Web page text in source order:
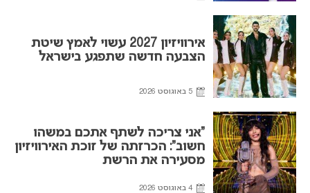
אירוויזיון 2027 עשוי לאמץ שיטת
הצבעה חדשה שתפגע בישראל
5 באוגוסט 2026
“אני צריכה לשתף אתכם במשהו
חשוב”: הכרזתה של זוכת האירוויזיון
מסעירה את הרשת
4 באוגוסט 2026